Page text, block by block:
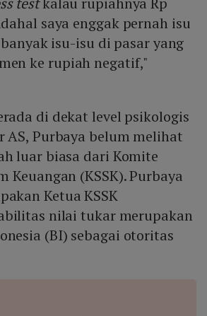
tekanan fiskal yang menyebabkan
saya enggak pernah isu
isu-isu di pasar yang
ke rupiah negatif,"
di dekat level psikologis
AS, Purbaya belum melihat
luar biasa dari Komite
Keuangan (KSSK). Purbaya
Ketua KSSK
nilai tukar merupakan
(BI) sebagai otoritas